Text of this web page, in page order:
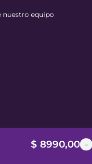
$ 8990,00 －
nuestro equipo